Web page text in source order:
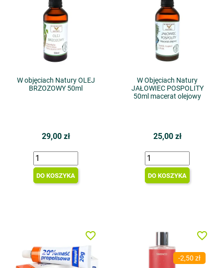
W objęciach Natury OLEJ
BRZOZOWY 50ml
29,00 zł
DO KOSZYKA
W Objęciach Natury
JAŁOWIEC POSPOLITY
50ml macerat olejowy
25,00 zł
DO KOSZYKA
favorite_border
-2,50 zł
favorite_border